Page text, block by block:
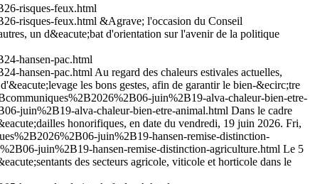
risques-feux.html
risques-feux.html &Agrave; l'occasion du Conseil
un d&eacute;bat d'orientation sur l'avenir de la politique
hansen-pac.html
hansen-pac.html Au regard des chaleurs estivales actuelles,
les bons gestes, afin de garantir le bien-&ecirc;tre
juin%2B19-alva-chaleur-bien-etre-
juin%2B19-alva-chaleur-bien-etre-animal.html Dans le cadre
honorifiques, en date du vendredi, 19 juin 2026. Fri,
juin%2B19-hansen-remise-distinction-
juin%2B19-hansen-remise-distinction-agriculture.html Le 5
des secteurs agricole, viticole et horticole dans le